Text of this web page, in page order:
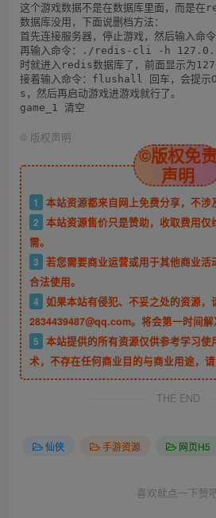
这个游戏数据不是在数据库里面，而是
数据库没用，下面说删档方法：
首先连接服务器，停止游戏，然后输入
再输入命令：./redis-cli -h
时就进入redis数据库了，前面显示为
接着输入命令：flushall 回车，会提示
s，然后再启动游戏进游戏就行了。
© 版权声明
©版权免
声明
1
本站资源都来自网上免费分享，不涉
2 本站资源售价只是赞助，收取费用仅
需。
3 若您需要商业运营或用于其他商业活
合法使用。
4 如果本站有侵犯、不妥之处的资源，
2834439487@qq.com。将会第一时间解
5 本站提供的所有资源仅供参考学习使
术，不存在任何商业目的与商业用途，请
THE END
仙侠 手游资源 网页H5
喜欢就点一下赞